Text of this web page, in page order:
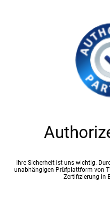
Ihre Sicherheit ist uns wichtig.
unabhängigen Prüfplattform von
Zertifizierung in